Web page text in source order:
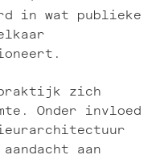
in wat publieke
praktijk zich
Onder invloed
aan